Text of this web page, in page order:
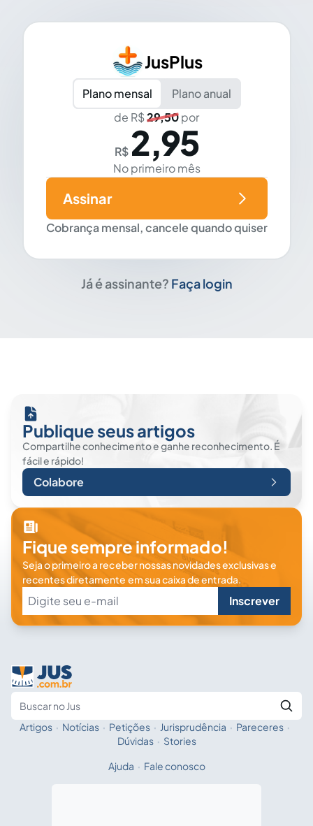
JusPlus
Plano mensal
Plano anual
de R$29,50por
R$ 2,95
No primeiro mês
Cobrança mensal, cancele quando quiser
Assinar
Já é assinante? Faça login
Publique seus artigos
Compartilhe conhecimento e ganhe reconhecimento. É
fácil e rápido!
Colabore
Fique sempre informado!
Seja o primeiro a receber nossas novidades exclusivas e
recentes diretamente em sua caixa de entrada.
Inscrever
Fale com a IA
Artigos · Notícias · Petições · Jurisprudência · Pareceres ·
Dúvidas · Stories
Ajuda · Fale conosco